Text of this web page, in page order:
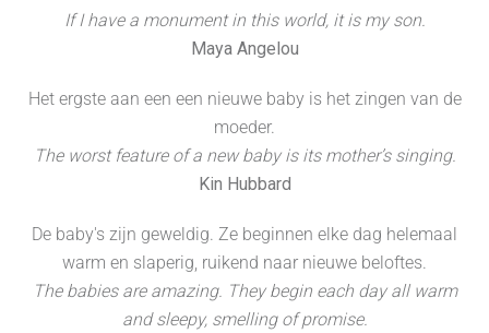
If I have a monument in this world, it is my son.
Maya Angelou
Het ergste aan een een nieuwe baby is het zingen van de
moeder.
The worst feature of a new baby is its mother’s singing.
Kin Hubbard
De baby's zijn geweldig. Ze beginnen elke dag helemaal
warm en slaperig, ruikend naar nieuwe beloftes.
The babies are amazing. They begin each day all warm
and sleepy, smelling of promise.